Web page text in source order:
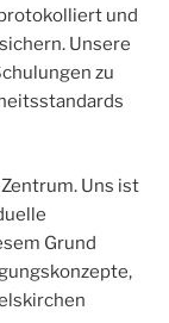
und
Unsere
zu
Uns ist
Grund